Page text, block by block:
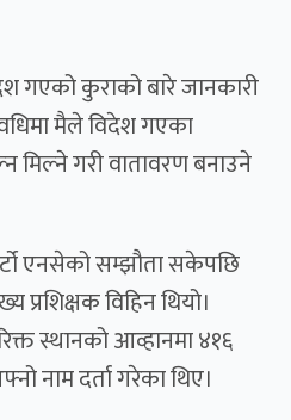
गएको कुराको बारे जानकारी
मैले विदेश गएका
गरी वातावरण बनाउने
एनसेको सम्झौता सकेपछि
प्रशिक्षक विहिन थियो।
स्थानको आव्हानमा ४१६
नाम दर्ता गरेका थिए।